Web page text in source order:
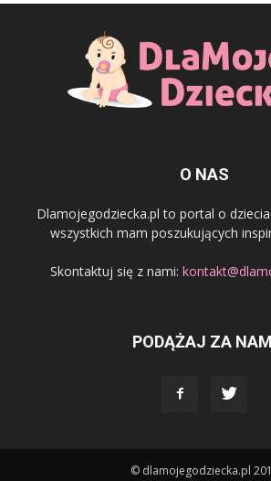
O NAS
Dlamojegodziecka.pl to portal o
wszystkich mam poszukujących
Skontaktuj się z nami:
PODĄŻAJ ZA
© dlamojegodziecka.pl